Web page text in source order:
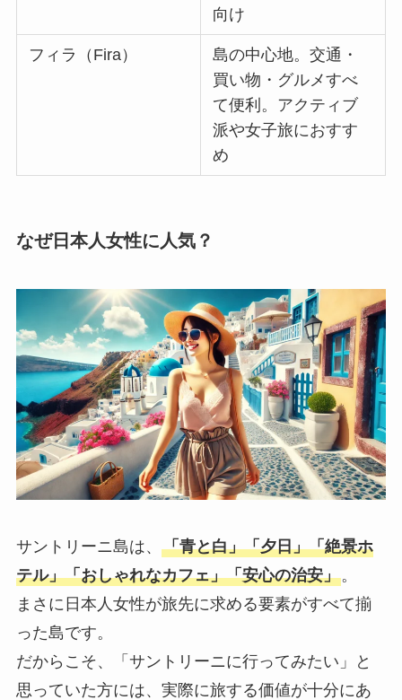
向け
フィラ（Fira）
島の中心地。交通・
買い物・グルメすべ
て便利。アクティブ
派や女子旅におすす
め
なぜ日本人女性に人気？
サントリーニ島は、 「青と白」「夕日」「絶景ホ
テル」「おしゃれなカフェ」「安心の治安」。
まさに日本人女性が旅先に求める要素がすべて揃
った島です。
だからこそ、「サントリーニに行ってみたい」と
思っていた方には、実際に旅する価値が十分にあ